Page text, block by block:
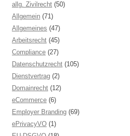
allg. Zivilrecht (50)
Allgemein (71)
Allgemeines (47)
Arbeitsrecht (45)
Compliance (27)
Datenschutzrecht (105)
Dienstvertrag (2)
Domainrecht (12)
eCommerce (6)
Employer Branding (69)
ePrivacyVO (1)